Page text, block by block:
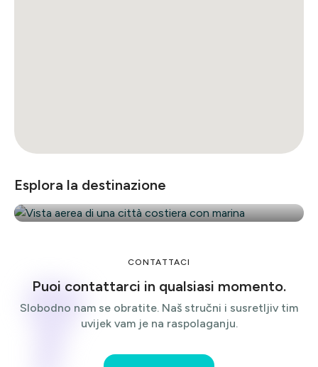
Esplora la destinazione
da Spalato
CONTATTACI
Puoi contattarci in qualsiasi momento.
Slobodno nam se obratite. Naš stručni i susretljiv tim
uvijek vam je na raspolaganju.